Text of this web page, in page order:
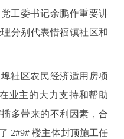
工委书记余鹏作重要讲
分别代表惜福镇社区和
社区农民经济适用房项
业主的大力支持和帮助
多带来的不利因素，合
2#9# 楼主体封顶施工任